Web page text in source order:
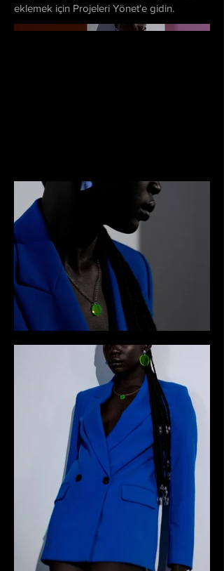
eklemek için Projeleri Yönet'e gidin.